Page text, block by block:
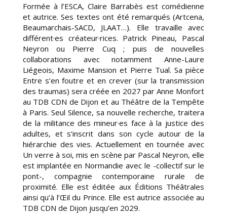
Formée à l’ESCA, Claire Barrabès est comédienne
et autrice. Ses textes ont été remarqués (Artcena,
Beaumarchais-SACD, JLAAT…). Elle travaille avec
différent·es créateur·rices. Patrick Pineau, Pascal
Neyron ou Pierre Cuq ; puis de nouvelles
collaborations avec notamment Anne-Laure
Liégeois, Maxime Mansion et Pierre Tual. Sa pièce
Entre s’en foutre et en crever (sur la transmission
des traumas) sera créée en 2027 par Anne Monfort
au TDB CDN de Dijon et au Théâtre de la Tempête
à Paris. Seul Silence, sa nouvelle recherche, traitera
de la militance des mineur·es face à la justice des
adultes, et s’inscrit dans son cycle autour de la
hiérarchie des vies. Actuellement en tournée avec
Un verre à soi, mis en scène par Pascal Neyron, elle
est implantée en Normandie avec le -collectif sur le
pont-, compagnie contemporaine rurale de
proximité. Elle est éditée aux Éditions Théâtrales
ainsi qu’à l’Œil du Prince. Elle est autrice associée au
TDB CDN de Dijon jusqu’en 2029.